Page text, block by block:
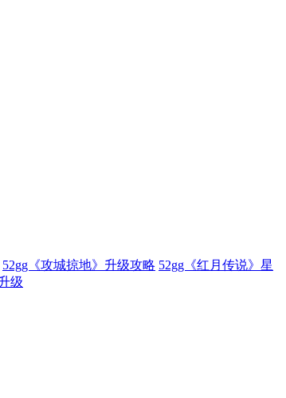
52gg《攻城掠地》升级攻略 52gg《红月传说》星
级